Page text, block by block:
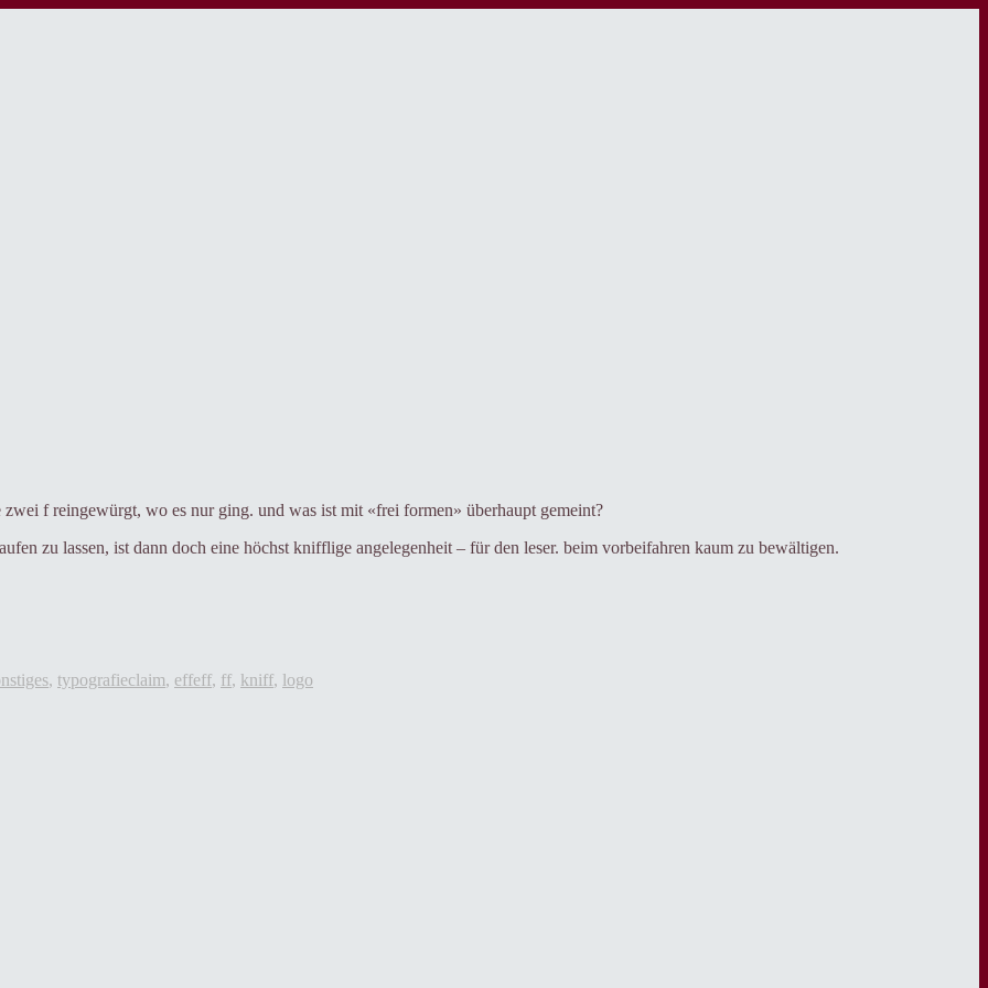
f reingewürgt, wo es nur ging. und was ist mit «frei formen» überhaupt gemeint?
zu lassen, ist dann doch eine höchst knifflige angelegenheit – für den leser. beim vorbeifahren kaum zu bewältigen.
, typografieclaim, effeff, ff, kniff, logo